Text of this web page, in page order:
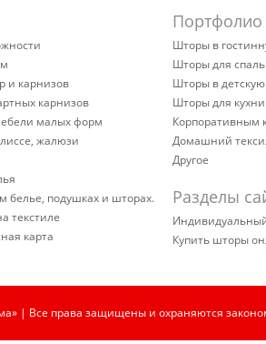
и карнизов
карнизов
малых форм
жалюзи
белье, подушках и шторах.
текстиле
карта
Портфолио
Шторы в
Шторы для
Шторы в детскую
Шторы для кухни
Корпоративным
Домашний
Другое
Разделы
Купить шторы
| Все права защищены и охраняются